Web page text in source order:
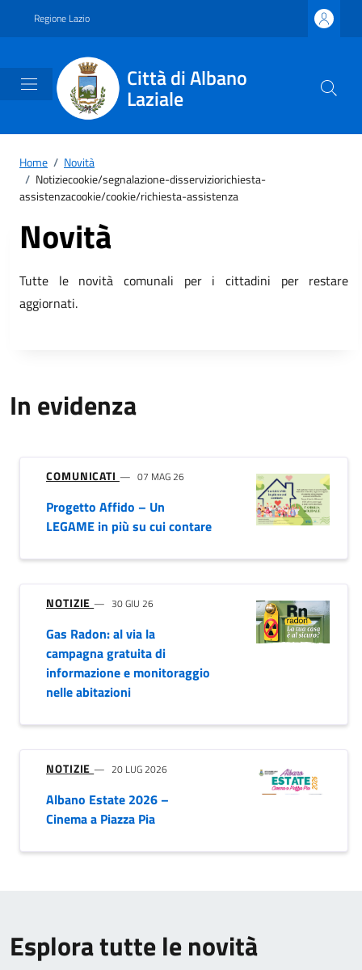
Regione Lazio
Città di Albano
Laziale
Home / Novità
/ Notiziecookie/segnalazione-disserviziorichiesta-
assistenzacookie/cookie/richiesta-assistenza
Novità
Tutte le novità comunali per i cittadini per restare
aggiornati.
In evidenza
COMUNICATI 07 MAG 26
Progetto Affido – Un
LEGAME in più su cui contare
NOTIZIE 30 GIU 26
Gas Radon: al via la
campagna gratuita di
informazione e monitoraggio
nelle abitazioni
NOTIZIE 20 LUG 2026
Albano Estate 2026 –
Cinema a Piazza Pia
Esplora tutte le novità